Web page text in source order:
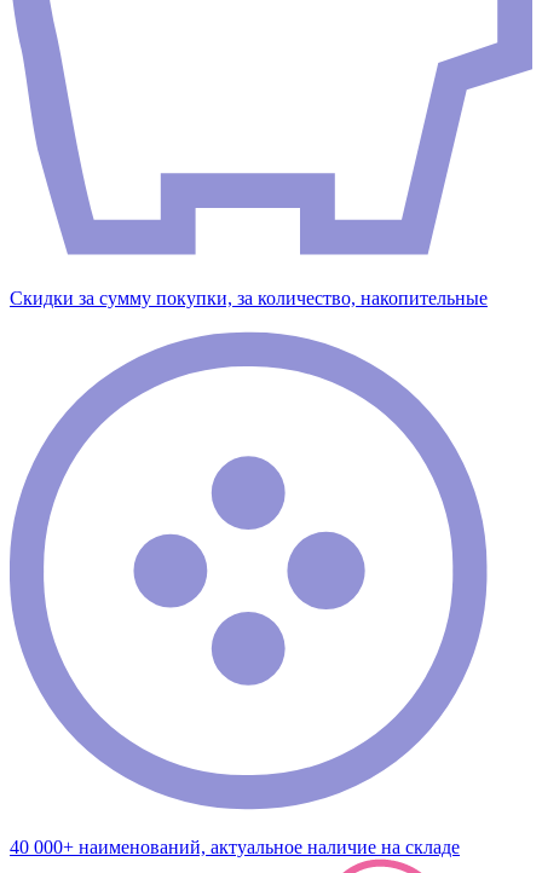
Скидки за сумму покупки, за количество, накопительные
40 000+ наименований, актуальное наличие на складе